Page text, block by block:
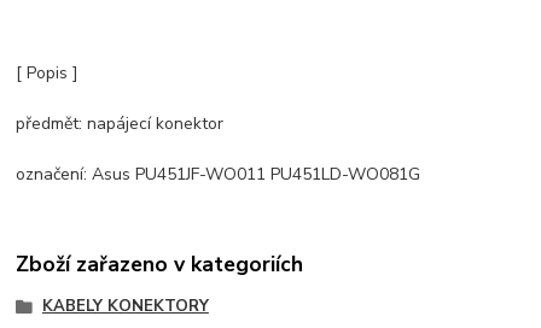
[ Popis ]
předmět: napájecí konektor
označení: Asus PU451JF-WO011 PU451LD-WO081G
Zboží zařazeno v kategoriích
KABELY KONEKTORY